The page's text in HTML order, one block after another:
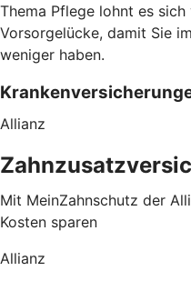
Thema Pflege lohnt es
Vorsorgelücke, damit Sie
weniger haben.
Allianz
Mit MeinZahnschutz der
Kosten sparen
Allianz